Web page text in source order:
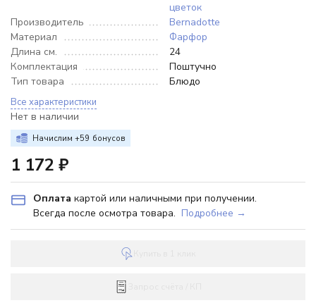
цветок
Производитель
Bernadotte
Материал
Фарфор
Длина см.
24
Комплектация
Поштучно
Тип товара
Блюдо
Все характеристики
Нет в наличии
Начислим +59 бонусов
1 172 ₽
Оплата картой или наличными при получении.
Всегда после осмотра товара. Подробнее →